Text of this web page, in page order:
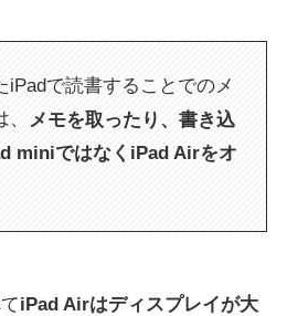
iPadで読書することでのメ
メモを取ったり、書き込
miniではなくiPad Airをオ
iPad Airはディスプレイが大